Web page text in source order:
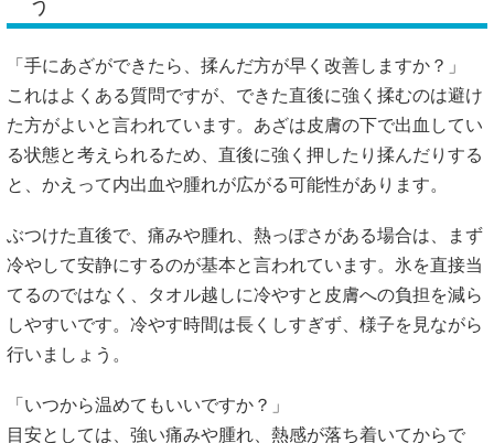
ぶつけた直後で、痛みや腫れ、熱っぽさがある場合は、まず
冷やして安静にするのが基本と言われています。氷を直接当
てるのではなく、タオル越しに冷やすと皮膚への負担を減ら
しやすいです。冷やす時間は長くしすぎず、様子を見ながら
行いましょう。
「いつから温めてもいいですか？」
目安としては、強い痛みや腫れ、熱感が落ち着いてからで
す。あざが紫や青から緑、黄色っぽく変わってきた時期は、
血液が分解されていく流れの一部と言われています。参考記
事でも、あざは赤や紫から黄色へ変化していくことがあると
紹介されています。ただし、温めるとズキズキする、腫れが
手をついた後のあざで、手首が動かしにくい、物を持てな